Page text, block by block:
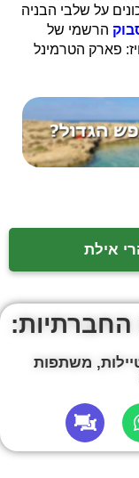
על שלבי הבניה
הרשמי של
פארק הטרמינל
אילת
החברתיות:
משתפות